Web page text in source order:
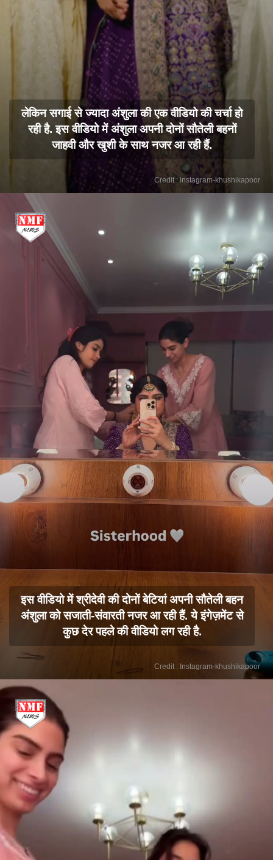
लेकिन सगाई से ज्यादा अंशुला की एक वीडियो की चर्चा हो
रही है. इस वीडियो में अंशुला अपनी दोनों सौतेली बहनों
जाहवी और खुशी के साथ नजर आ रही हैं.
Credit : Instagram-khushikapoor
इस वीडियो में श्रीदेवी की दोनों बेटियां अपनी सौतेली बहन
अंशुला को सजाती-संवारती नजर आ रही हैं. ये इंगेज़मेंट से
कुछ देर पहले की वीडियो लग रही है.
Credit : Instagram-khushikapoor